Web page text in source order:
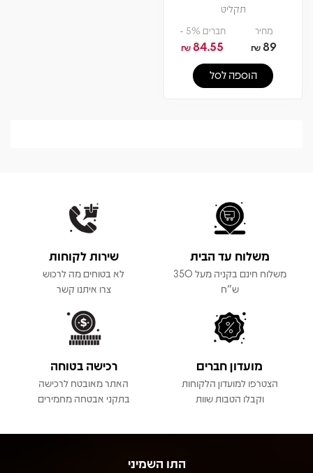
תקליט
מחיר
89
₪
חברים 5% -
84.55
₪
הוספה לסל
משלוח עד הבית
משלוח חינם בקניה מעל 350
ש"ח
שירות לקוחות
לא בטוחים מה לרכוש
צרו איתנו קשר
מועדון חברים
הצטרפו למועדון הלקוחות
וקבלו הטבות שוות
רכישה בטוחה
האתר מאובטח לרכישה
בתקני אבטחה מחמירים
התו השמיני